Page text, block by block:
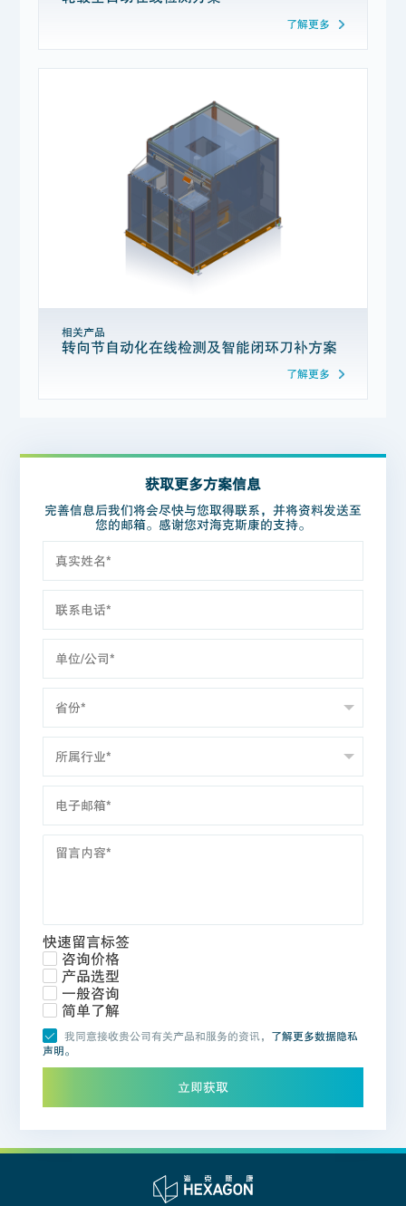
了解更多
相关产品
转向节自动化在线检测及智能闭环刀补方案
了解更多
获取更多方案信息
完善信息后我们将会尽快与您取得联系，并将资料发送至
您的邮箱。感谢您对海克斯康的支持。
快速留言标签
咨询价格
产品选型
一般咨询
简单了解
我同意接收贵公司有关产品和服务的资讯， 了解更多数据隐私
声明。
立即获取